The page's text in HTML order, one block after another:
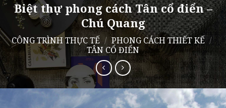
Biệt thự phong cách Tân cổ điển –
Chú Quang
CÔNG TRÌNH THỰC TẾ / PHONG CÁCH THIẾT KẾ /
TÂN CỔ ĐIỂN